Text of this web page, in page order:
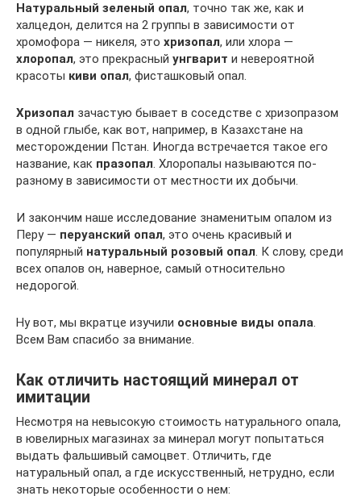
Натуральный зеленый опал, точно так же, как и
халцедон, делится на 2 группы в зависимости от
хромофора — никеля, это хризопал, или хлора —
хлоропал, это прекрасный унгварит и невероятной
красоты киви опал, фисташковый опал.
Хризопал зачастую бывает в соседстве с хризопразом
в одной глыбе, как вот, например, в Казахстане на
месторождении Пстан. Иногда встречается такое его
название, как празопал. Хлоропалы называются по-
разному в зависимости от местности их добычи.
И закончим наше исследование знаменитым опалом из
Перу — перуанский опал, это очень красивый и
популярный натуральный розовый опал. К слову, среди
всех опалов он, наверное, самый относительно
недорогой.
Ну вот, мы вкратце изучили основные виды опала.
Всем Вам спасибо за внимание.
Как отличить настоящий минерал от
имитации
Несмотря на невысокую стоимость натурального опала,
в ювелирных магазинах за минерал могут попытаться
выдать фальшивый самоцвет. Отличить, где
натуральный опал, а где искусственный, нетрудно, если
знать некоторые особенности о нем: